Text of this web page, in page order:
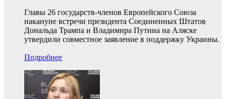
Главы 26 государств-членов Европейского Союза
накануне встречи президента Соединенных Штатов
Дональда Трампа и Владимира Путина на Аляске
утвердили совместное заявление в поддержку Украины.
Подробнее